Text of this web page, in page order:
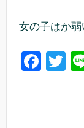
女の子はか
F
T